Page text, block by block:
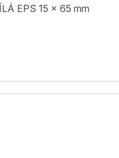
EPS 15 x 65 mm